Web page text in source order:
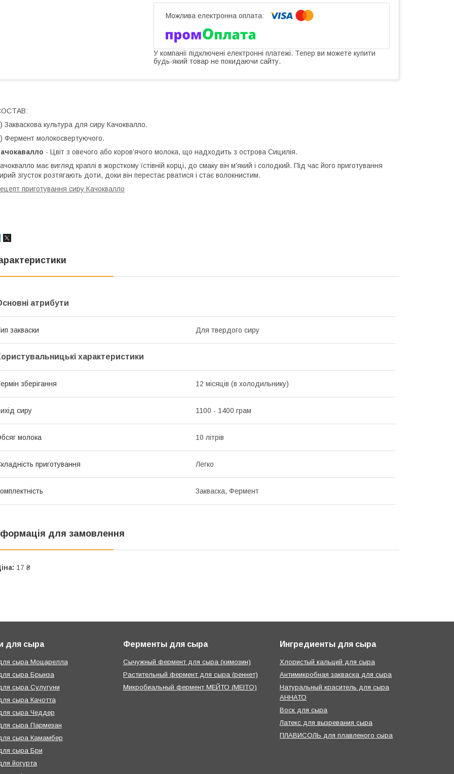
У компанії підключені електронні платежі. Тепер ви можете купити
будь-який товар не покидаючи сайту.
Закваскова культура для сиру Качоквалло.
Фермент молокосвертуючого.
- Цвіт з овечого або коров’ячого молока, що надходить з острова Сицилія.
має вигляд краплі в жорсткому їстівній корці, до смаку він м'який і солодкий. Під час його приготування
згусток розтягають доти, доки він перестає рватися і стає волокнистим.
приготування сиру Качоквалло
атрибути
закваски Для твердого сиру
характеристики
зберігання 12 місяців (в холодильнику)
сиру 1100 - 1400 грам
молока 10 літрів
приготування Легко
Закваска, Фермент
для замовлення
17 ₴
для сыра
сыра Моцарелла
сыра Брынза
сыра Сулугуни
сыра Качотта
сыра Чеддер
сыра Пармезан
сыра Камамбер
сыра Бри
йогурта
Ферменты для сыра
Сычужный фермент для сыра (химозин)
Растительный фермент для сыра (реннет)
Микробиальный фермент МЕЙТО (MEITO)
Ингредиенты для сыра
Хлористый кальций для сыра
Антимикробная закваска для сыра
Натуральный краситель для сыра
АННАТО
Воск для сыра
Латекс для вызревания сыра
ПЛАВИСОЛЬ для плавленого сыра